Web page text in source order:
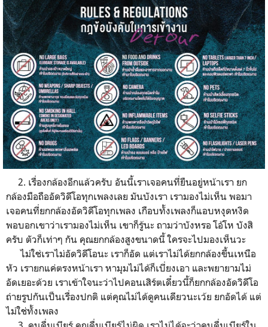
2. เรื่องกล้องอีกแล้วครับ อันนี้เราเจอคนที่ยืนอยู่หน้าเรา ยก
กล้องมือถืออัดวิดีโอทุกเพลงเลย มันบังเรา เรามองไม่เห็น พอมา
เจอคนที่ยกกล้องอัดวิดีโอทุกเพลง เกือบทั้งเพลงก็แอบหงุดหงิด
พอบอกเขาว่าเรามองไม่เห็น เขาก็รู้นะ ถามว่าบังหรอ โอ้โห บังสิ
ครับ ตัวก็เท่าๆ กัน คุณยกกล้องสูงขนาดนี้ ใครจะไปมองเห็นวะ
ไม่ใช่เราไม่อัดวิดีโอนะ เราก็อัด แต่เราไม่ได้ยกกล้องขึ้นเหนือ
หัว เรายกแค่ตรงหน้าเรา หามุมไม่ได้ก็เบี่ยงเอา และพยายามไม่
อัดเยอะด้วย เราเข้าใจนะว่าไปคอนเสิร์ตเดี๋ยวนี้ก็ยกกล้องอัดวิดีโอ
ถ่ายรูปกันเป็นเรื่องปกติ แต่คุณไม่ได้ดูคนเดียวนะเว้ย ยกอัดได้ แต่
ไม่ใช่ทั้งเพลง